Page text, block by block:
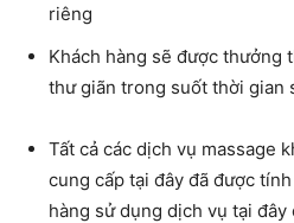
riêng
Khách hàng sẽ được thưởng
thư giãn trong suốt thời gian
Tất cả các dịch vụ massage
cung cấp tại đây đã được
hàng sử dụng dịch vụ tại